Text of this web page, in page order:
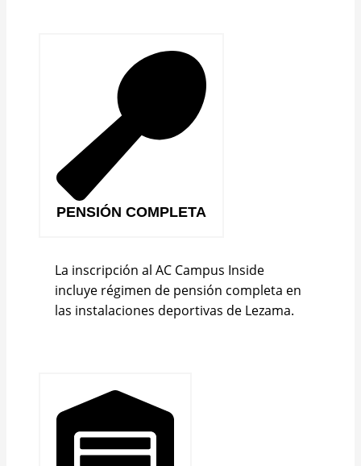
PENSIÓN COMPLETA
La inscripción al AC Campus Inside
incluye régimen de pensión completa en
las instalaciones deportivas de Lezama.